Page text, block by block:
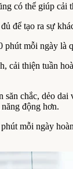
có thể giúp cải
để tạo ra sự
phút mỗi ngày là
cải thiện tuần
săn chắc, dẻo
động hơn.
mỗi ngày